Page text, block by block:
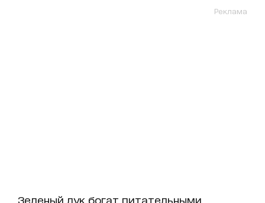
Реклама
Зеленый лук богат питательными